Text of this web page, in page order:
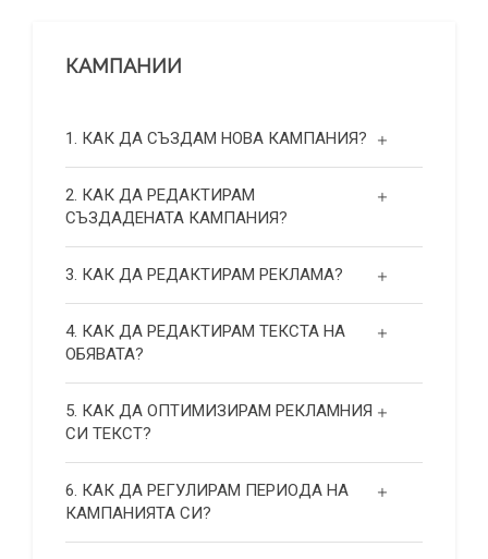
КАМПАНИИ
1. КАК ДА СЪЗДАМ НОВА КАМПАНИЯ?
2. КАК ДА РЕДАКТИРАМ
СЪЗДАДЕНАТА КАМПАНИЯ?
3. КАК ДА РЕДАКТИРАМ РЕКЛАМА?
4. КАК ДА РЕДАКТИРАМ ТЕКСТА НА
ОБЯВАТА?
5. КАК ДА ОПТИМИЗИРАМ РЕКЛАМНИЯ
СИ ТЕКСТ?
6. КАК ДА РЕГУЛИРАМ ПЕРИОДА НА
КАМПАНИЯТА СИ?